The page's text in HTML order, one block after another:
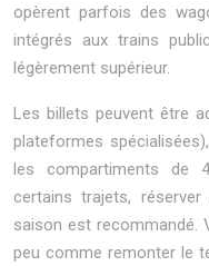
opèrent parfois des
intégrés aux trains
légèrement supérieur.
Les billets peuvent être
plateformes
les compartiments de
certains trajets,
saison est recommandé.
peu comme remonter le